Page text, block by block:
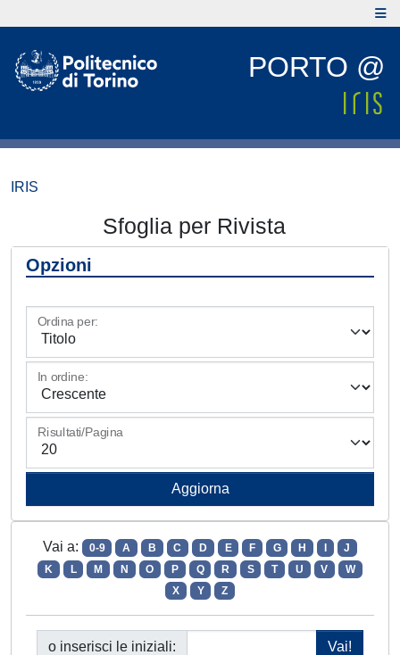
PORTO @
IRIS
Sfoglia per Rivista
Opzioni
Ordina per:
In ordine:
Risultati/Pagina
Vai a: 0-9 A B C D E F G H
J
K
L M N O P Q R S T U V
W
X
Y Z
o inserisci le iniziali: